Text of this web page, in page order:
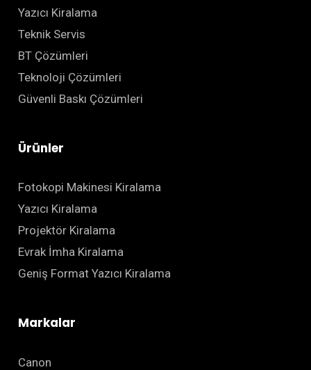
Yazıcı Kiralama
Teknik Servis
BT Çözümleri
Teknoloji Çözümleri
Güvenli Baskı Çözümleri
Ürünler
Fotokopi Makinesi Kiralama
Yazıcı Kiralama
Projektör Kiralama
Evrak İmha Kiralama
Geniş Format Yazıcı Kiralama
Markalar
Canon